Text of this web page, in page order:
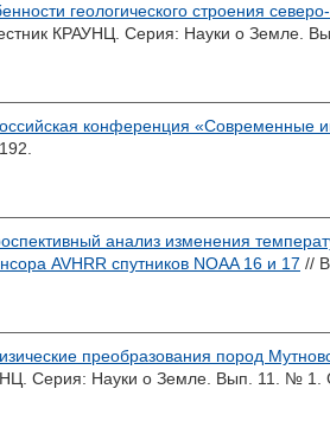
геологического строения
КРАУНЦ. Серия: Науки о Земле.
конференция «Современные
анализ изменения
AVHRR спутников NOAA 16 и 17 //
преобразования пород
Серия: Науки о Земле. Вып. 11. № 1.